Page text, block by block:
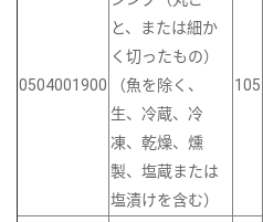
0504001900
と、または細か
く切ったもの）
（魚を除く、
生、冷蔵、冷
凍、乾燥、燻
製、塩蔵または
塩漬けを含む）
105